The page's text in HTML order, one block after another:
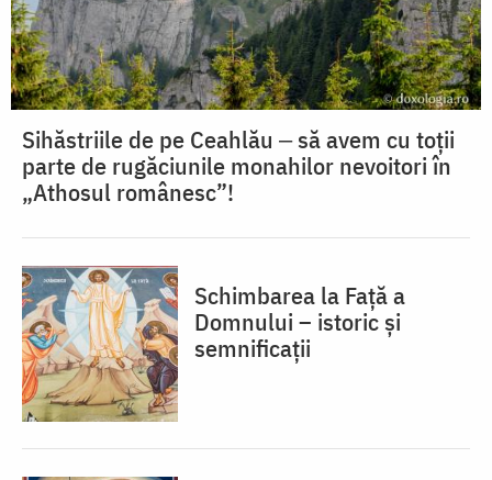
Sihăstriile de pe Ceahlău ‒ să avem cu toții
parte de rugăciunile monahilor nevoitori în
„Athosul românesc”!
Schimbarea la Față a
Domnului – istoric și
semnificații